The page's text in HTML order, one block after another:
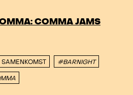
COMMA JAMS
SAMENKOMST #BARNIGHT